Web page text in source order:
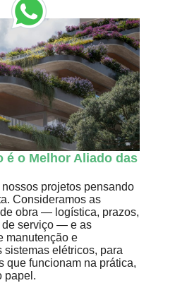
é o Melhor Aliado das
projetos pensando
Consideramos as
obra — logística, prazos,
de serviço — e as
manutenção e
sistemas elétricos, para
que funcionam na prática,
papel.